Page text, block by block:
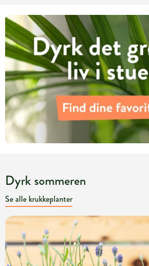
Dyrk sommeren
Se alle krukkeplanter